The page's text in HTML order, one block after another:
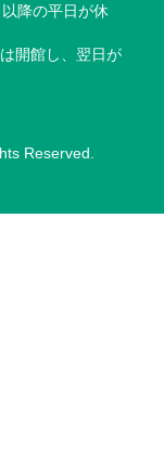
降の平日が休
開館し、翌日が
Reserved.